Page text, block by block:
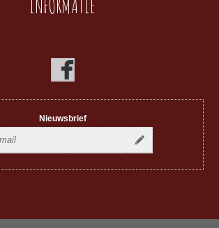
Nieuwsbrief